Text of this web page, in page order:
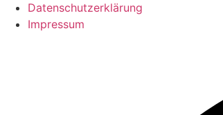
Datenschutzerklärung
Impressum